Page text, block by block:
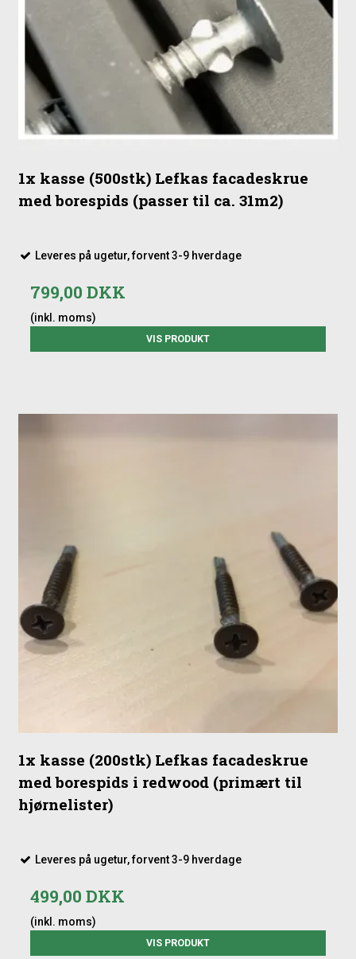
1x kasse (500stk) Lefkas facadeskrue
med borespids (passer til ca. 31m2)
Leveres på ugetur, forvent 3-9 hverdage
799,00 DKK
(inkl. moms)
VIS PRODUKT
1x kasse (200stk) Lefkas facadeskrue
med borespids i redwood (primært til
hjørnelister)
Leveres på ugetur, forvent 3-9 hverdage
499,00 DKK
(inkl. moms)
VIS PRODUKT